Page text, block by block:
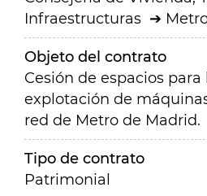
Infraestructuras
Objeto del contrato
Cesión de espacios
explotación de
red de Metro de Madrid.
Tipo de contrato
Patrimonial